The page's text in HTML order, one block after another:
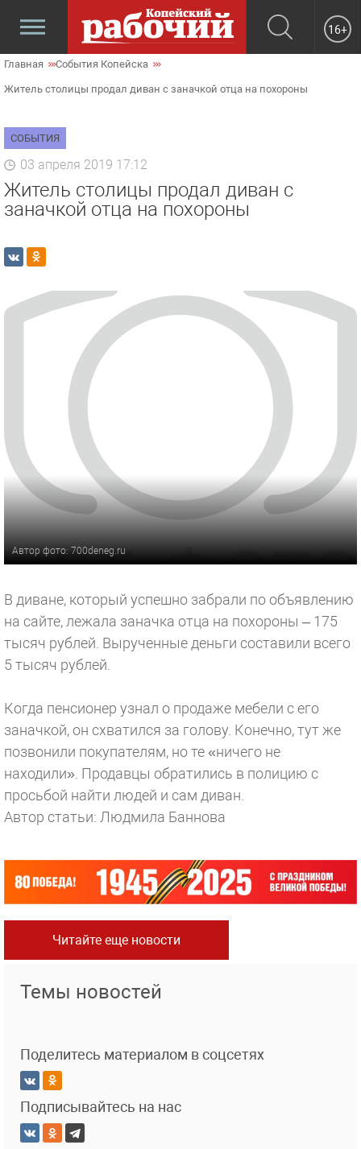
16+
Главная События Копейска
Житель столицы продал диван с заначкой отца на похороны
СОБЫТИЯ
03 апреля 2019 17:12
Житель столицы продал диван с
заначкой отца на похороны
Автор фото: 700deneg.ru
В диване, который успешно забрали по объявлению
на сайте, лежала заначка отца на похороны – 175
тысяч рублей. Вырученные деньги составили всего
5 тысяч рублей.
Когда пенсионер узнал о продаже мебели с его
заначкой, он схватился за голову. Конечно, тут же
позвонили покупателям, но те «ничего не
находили». Продавцы обратились в полицию с
просьбой найти людей и сам диван.
Автор статьи: Людмила Баннова
Читайте еще новости
Темы новостей
Поделитесь материалом в соцсетях
Подписывайтесь на нас